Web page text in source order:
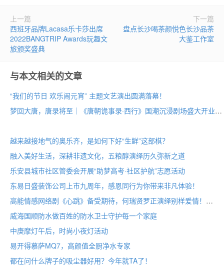
上一篇
西班牙品牌Lacasa乐卡莎出席
2022BANGTRIP Awards玩趣文
旅颁奖盛典
下一篇
盘点长沙喝茶颜悦色长沙品茶
大鉴工作室
与本文相关的文章
“我们的节日 欢乐闹元宵” 主题文艺演出圆满落幕！
梦回大唐，唐录将至｜《唐朝诡事录·西行》国潮沉浸剧场盛大开业
越来越接地气的奥乐齐，是如何下好“生鲜”这部棋？
融入美好生活，深耕非遗文化，五粮醇演绎历久弥新之道
乐安县城市社区管委会开展“助梦高考·社区护航”志愿活动
东易日盛装饰公司上市九周年，感恩同行为你带来非凡体验！
高能情感网络剧《心跳》备受期待，何瑞贤罗正演绎别样爱情！
威海国顺防水做百姓的防水卫士守护每一个家庭
中庚摩灯午后，时尚小夜灯活动
易开得慕萨MQ7，高颜值全厨净水专家
都在问什么牌子的吸尘器好用？今年就TA了！